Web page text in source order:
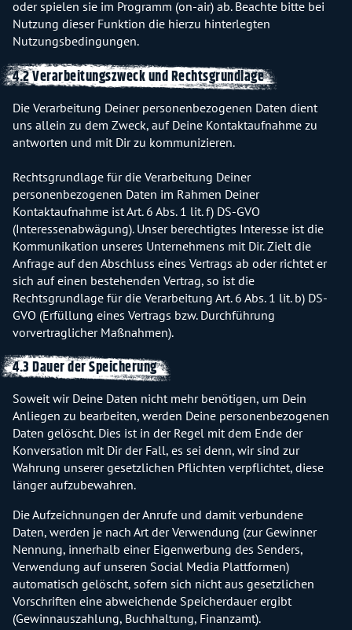
oder spielen sie im Programm (on-air) ab. Beachte bitte bei
Nutzung dieser Funktion die hierzu hinterlegten
Nutzungsbedingungen.
4.2 Verarbeitungszweck und Rechtsgrundlage
Die Verarbeitung Deiner personenbezogenen Daten dient
uns allein zu dem Zweck, auf Deine Kontaktaufnahme zu
antworten und mit Dir zu kommunizieren.
Rechtsgrundlage für die Verarbeitung Deiner
personenbezogenen Daten im Rahmen Deiner
Kontaktaufnahme ist Art. 6 Abs. 1 lit. f) DS-GVO
(Interessenabwägung). Unser berechtigtes Interesse ist die
Kommunikation unseres Unternehmens mit Dir. Zielt die
Anfrage auf den Abschluss eines Vertrags ab oder richtet er
sich auf einen bestehenden Vertrag, so ist die
Rechtsgrundlage für die Verarbeitung Art. 6 Abs. 1 lit. b) DS-
GVO (Erfüllung eines Vertrags bzw. Durchführung
vorvertraglicher Maßnahmen).
4.3 Dauer der Speicherung
Soweit wir Deine Daten nicht mehr benötigen, um Dein
Anliegen zu bearbeiten, werden Deine personenbezogenen
Daten gelöscht. Dies ist in der Regel mit dem Ende der
Konversation mit Dir der Fall, es sei denn, wir sind zur
Wahrung unserer gesetzlichen Pflichten verpflichtet, diese
länger aufzubewahren.
Die Aufzeichnungen der Anrufe und damit verbundene
Daten, werden je nach Art der Verwendung (zur Gewinner
Nennung, innerhalb einer Eigenwerbung des Senders,
Verwendung auf unseren Social Media Plattformen)
automatisch gelöscht, sofern sich nicht aus gesetzlichen
Vorschriften eine abweichende Speicherdauer ergibt
(Gewinnauszahlung, Buchhaltung, Finanzamt).